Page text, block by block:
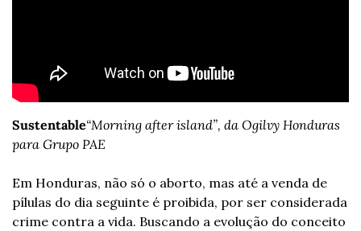
Sustentable“Morning after island”, da Ogilvy Honduras
para Grupo PAE
Em Honduras, não só o aborto, mas até a venda de
pílulas do dia seguinte é proibida, por ser considerada
crime contra a vida. Buscando a evolução do conceito